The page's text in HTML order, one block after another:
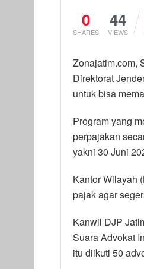
0
SHARES
44
VIEWS
Zonajatim.com,
Direktorat
untuk bisa
Program yang
perpajakan
yakni 30 Juni
Kantor Wilayah
pajak agar
Kanwil DJP
Suara Advokat
itu diikuti 50